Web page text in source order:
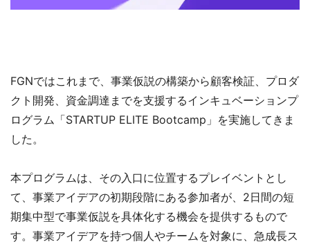
FGNではこれまで、事業仮説の構築から顧客検証、プロダ
クト開発、資金調達までを支援するインキュベーションプ
ログラム「STARTUP ELITE Bootcamp」を実施してきま
した。
本プログラムは、その入口に位置するプレイベントとし
て、事業アイデアの初期段階にある参加者が、2日間の短
期集中型で事業仮説を具体化する機会を提供するもので
す。事業アイデアを持つ個人やチームを対象に、急成長ス